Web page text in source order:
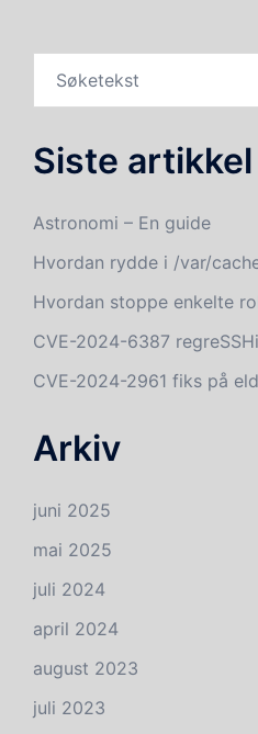
Siste artikkel
Astronomi – En guide
Hvordan rydde i /var/
Hvordan stoppe enkelte
CVE-2024-6387
CVE-2024-2961 fiks på
Arkiv
juni 2025
mai 2025
juli 2024
april 2024
august 2023
juli 2023